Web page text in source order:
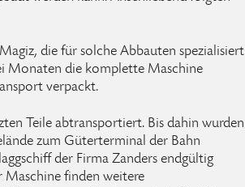
die für solche Abbauten spezialisiert
Monaten die komplette Maschine
verpackt.
Teile abtransportiert. Bis dahin wurden
zum Güterterminal der Bahn
der Firma Zanders endgültig
Maschine finden weitere